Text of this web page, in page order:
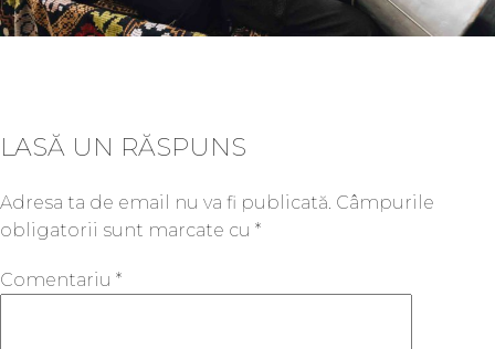
LASĂ UN RĂSPUNS
Adresa ta de email nu va fi publicată. Câmpurile
obligatorii sunt marcate cu *
Comentariu *